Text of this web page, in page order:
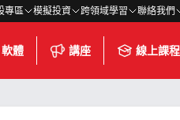
專區 模擬投資 跨領域學習 聯絡我們
軟體 講座 線上課程